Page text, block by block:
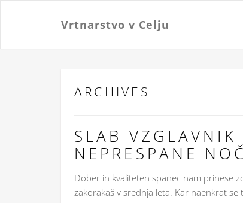
Vrtnarstvo v Celju
ARCHIVES
SLAB VZGLAVNIK
NEPRESPANE
Dober in kvaliteten spanec nam prinese
zakorakaš v srednja leta. Kar naenkrat